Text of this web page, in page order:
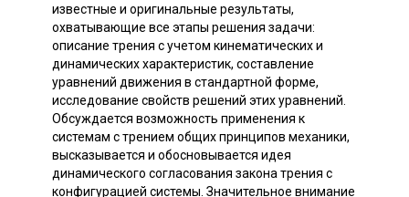
известные и оригинальные результаты,
охватывающие все этапы решения задачи:
описание трения с учетом кинематических и
динамических характеристик, составление
уравнений движения в стандартной форме,
исследование свойств решений этих уравнений.
Обсуждается возможность применения к
системам с трением общих принципов механики,
высказывается и обосновывается идея
динамического согласования закона трения с
конфигурацией системы. Значительное внимание